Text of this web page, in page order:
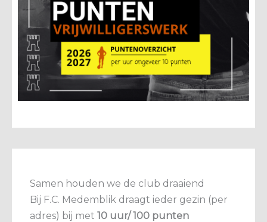
Samen houden we de club draaiend
Bij F.C. Medemblik draagt ieder gezin (per
adres) bij met 10 uur/ 100 punten